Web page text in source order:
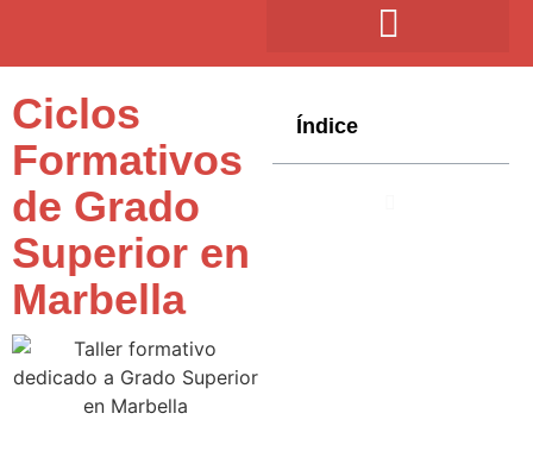
Ciclos
Formativos
de Grado
Superior en
Marbella
Índice